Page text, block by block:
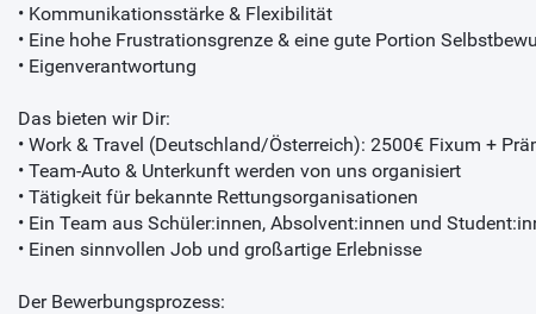
• Kommunikationsstärke & Flexibilität
• Eine hohe Frustrationsgrenze & eine gute Portion
• Eigenverantwortung
Das bieten wir Dir:
• Work & Travel (Deutschland/Österreich): 2500€ Fixum +
• Team-Auto & Unterkunft werden von uns organisiert
• Tätigkeit für bekannte Rettungsorganisationen
• Ein Team aus Schüler:innen, Absolvent:innen und
• Einen sinnvollen Job und großartige Erlebnisse
Der Bewerbungsprozess: